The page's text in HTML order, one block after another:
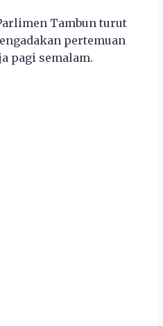
Tambun turut
pertemuan
pagi semalam.